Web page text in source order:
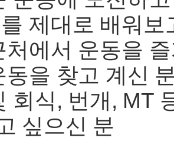
제대로 배워보
처에서 운동을
동을 찾고 계신
회식, 번개, MT
싶으신 분